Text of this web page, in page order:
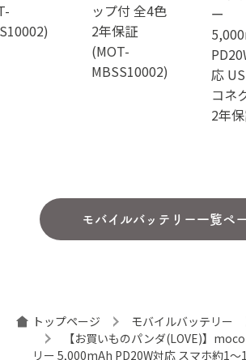
ップ付 全4色
2年保証
(MOT-
MBSS10002)
ー
応
コネ
2年
モバイルバッテリー一覧ペ
トップページ モバイルバッテリー
【お買いものパンダ(LOVE)】
リー 5,000mAh PD20W対応 スマホ約1